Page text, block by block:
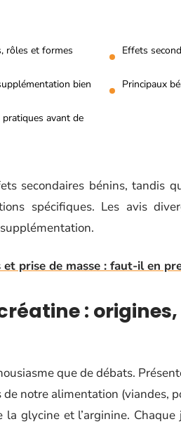
rôles et formes
Effets
bien
Principaux
avant de
secondaires bénins, tandis
spécifiques. Les avis
prise de masse : faut-il en
:
que de débats.
notre alimentation (viandes,
la glycine et l’arginine.